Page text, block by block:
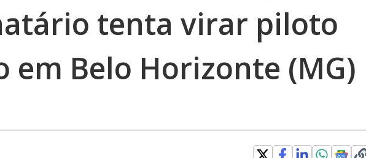
tenta virar piloto
em Belo Horizonte (MG)